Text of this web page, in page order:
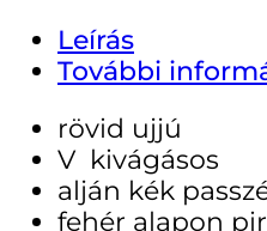
Leírás
További
rövid ujjú
V kivágásos
alján kék
fehér alapon